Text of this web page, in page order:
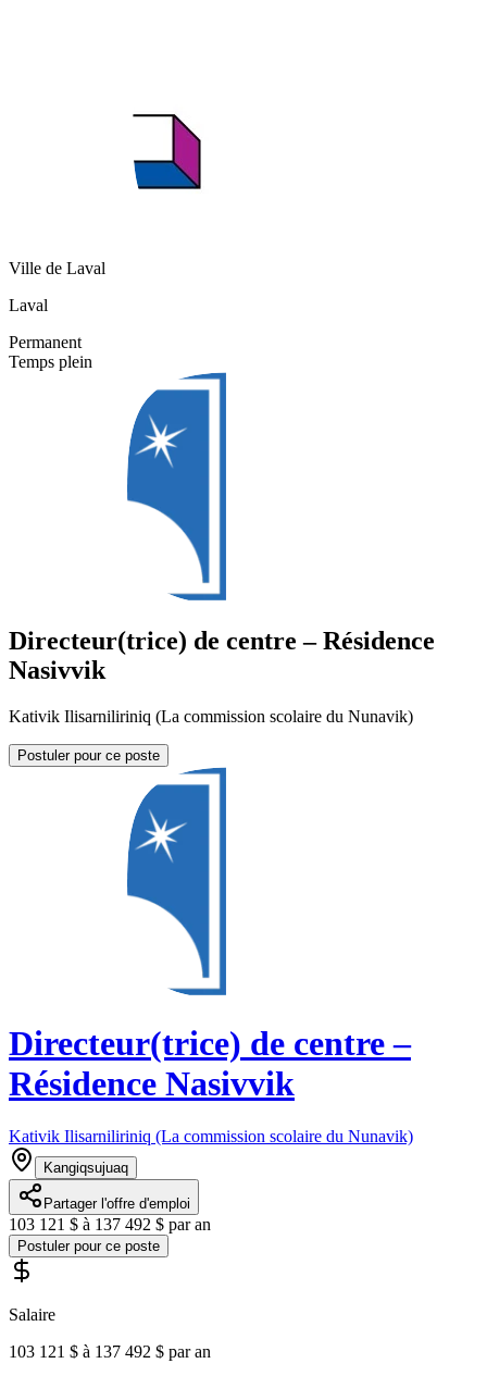
Ville de Laval
Laval
Permanent
Temps plein
Directeur(trice) de centre – Résidence
Nasivvik
Kativik Ilisarniliriniq (La commission scolaire du Nunavik)
Postuler pour ce poste
Directeur(trice) de centre –
Résidence Nasivvik
Kativik Ilisarniliriniq (La commission scolaire du Nunavik)
Kangiqsujuaq
Partager l'offre d'emploi
103 121 $ à 137 492 $ par an
Postuler pour ce poste
Salaire
103 121 $ à 137 492 $ par an